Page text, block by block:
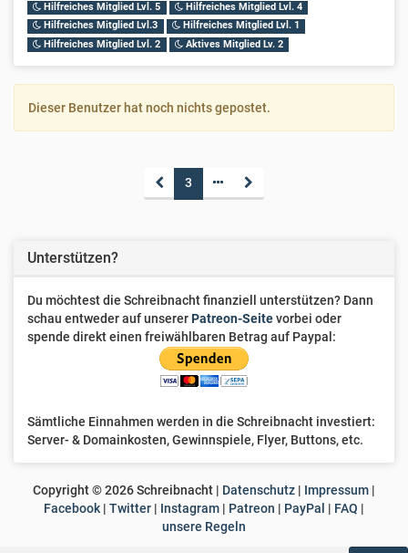
Hilfreiches Mitglied Lvl. 5
Hilfreiches Mitglied Lvl. 4
Hilfreiches Mitglied Lvl.3
Hilfreiches Mitglied Lvl. 1
Hilfreiches Mitglied Lvl. 2
Aktives Mitglied Lv. 2
Dieser Benutzer hat noch nichts gepostet.
3
Unterstützen?
Du möchtest die Schreibnacht finanziell unterstützen? Dann
schau entweder auf unsererPatreon-Seitevorbei oder
spende direkt einen freiwählbaren Betrag auf Paypal:
Sämtliche Einnahmen werden in die Schreibnacht investiert:
Server- & Domainkosten, Gewinnspiele, Flyer, Buttons, etc.
Copyright ©2026Schreibnacht | Datenschutz | Impressum |
Facebook | Twitter | Instagram | Patreon | PayPal | FAQ |
unsere Regeln